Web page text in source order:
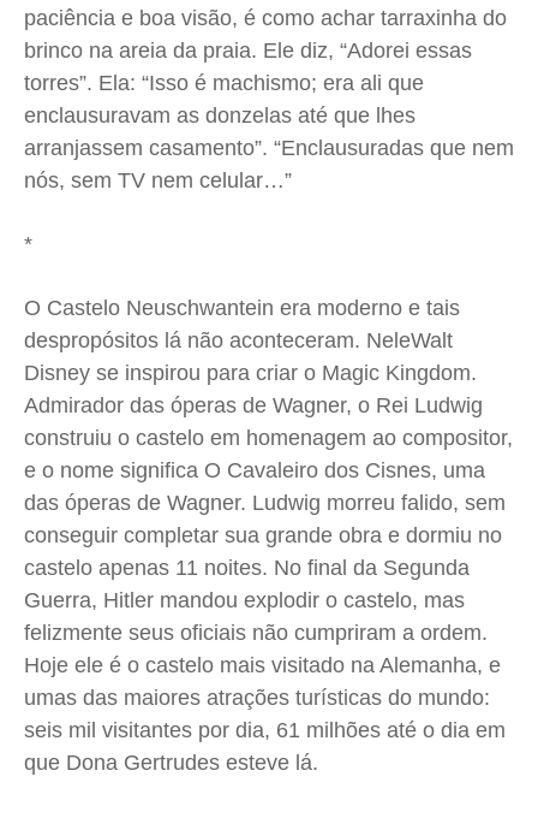
paciência e boa visão, é como achar tarraxinha do
brinco na areia da praia. Ele diz, “Adorei essas
torres”. Ela: “Isso é machismo; era ali que
enclausuravam as donzelas até que lhes
arranjassem casamento”. “Enclausuradas que nem
nós, sem TV nem celular…”
*
O Castelo Neuschwantein era moderno e tais
despropósitos lá não aconteceram. NeleWalt
Disney se inspirou para criar o Magic Kingdom.
Admirador das óperas de Wagner, o Rei Ludwig
construiu o castelo em homenagem ao compositor,
e o nome significa O Cavaleiro dos Cisnes, uma
das óperas de Wagner. Ludwig morreu falido, sem
conseguir completar sua grande obra e dormiu no
castelo apenas 11 noites. No final da Segunda
Guerra, Hitler mandou explodir o castelo, mas
felizmente seus oficiais não cumpriram a ordem.
Hoje ele é o castelo mais visitado na Alemanha, e
umas das maiores atrações turísticas do mundo:
seis mil visitantes por dia, 61 milhões até o dia em
que Dona Gertrudes esteve lá.